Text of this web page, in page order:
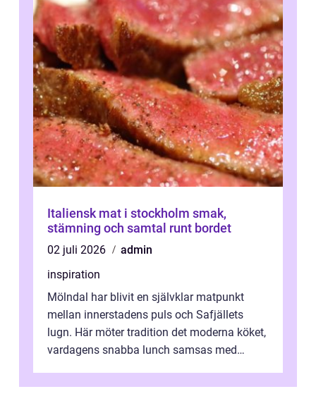
Italiensk mat i stockholm smak,
stämning och samtal runt bordet
02 juli 2026
admin
inspiration
Mölndal har blivit en självklar matpunkt
mellan innerstadens puls och Safjällets
lugn. Här möter tradition det moderna köket,
vardagens snabba lunch samsas med